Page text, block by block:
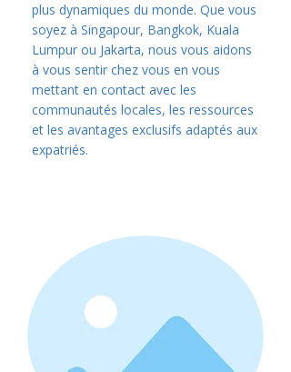
plus dynamiques du monde. Que vous
soyez à Singapour, Bangkok, Kuala
Lumpur ou Jakarta, nous vous aidons
à vous sentir chez vous en vous
mettant en contact avec les
communautés locales, les ressources
et les avantages exclusifs adaptés aux
expatriés.